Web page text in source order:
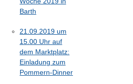
Barth
21.09.2019 um
15.00 Uhr auf
dem Marktplatz:
Einladung zum
Pommern-Dinner